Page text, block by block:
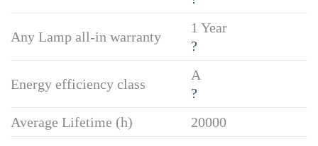
Any Lamp all-in warranty
1 Year
?
Energy efficiency class
A
?
Average Lifetime (h)
20000